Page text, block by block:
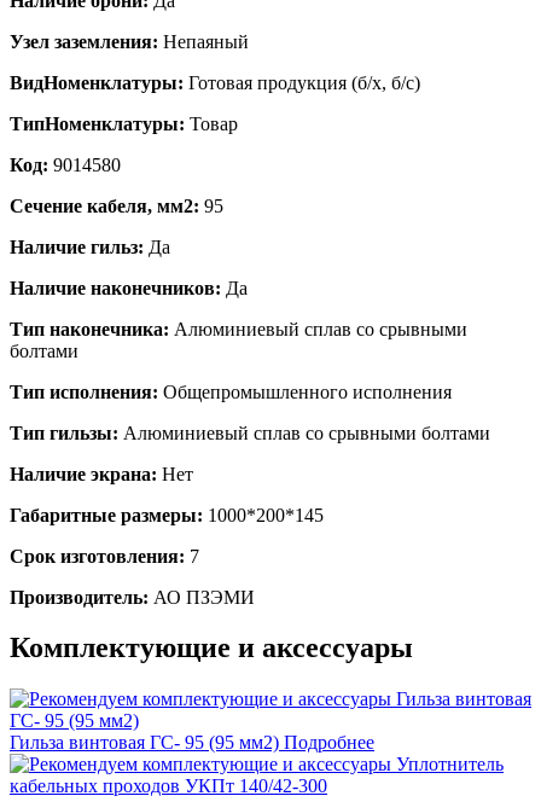
Узел заземления: Непаяный
ВидНоменклатуры: Готовая продукция (б/х, б/с)
ТипНоменклатуры: Товар
Код: 9014580
Сечение кабеля, мм2: 95
Наличие гильз: Да
Наличие наконечников: Да
Тип наконечника: Алюминиевый сплав со срывными
болтами
Тип исполнения: Общепромышленного исполнения
Тип гильзы: Алюминиевый сплав со срывными болтами
Наличие экрана: Нет
Габаритные размеры: 1000*200*145
Срок изготовления: 7
Производитель: АО ПЗЭМИ
Комплектующие и аксессуары
Гильза винтовая ГС- 95 (95 мм2) Подробнее